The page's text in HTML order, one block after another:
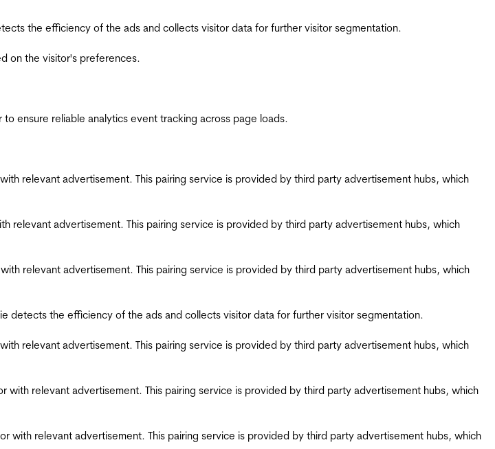
the efficiency of the ads and collects visitor data for further visitor segmentation.
on the visitor's preferences.
ensure reliable analytics event tracking across page loads.
relevant advertisement. This pairing service is provided by third party advertisement hubs, which
advertisement. This pairing service is provided by third party advertisement hubs, which
relevant advertisement. This pairing service is provided by third party advertisement hubs, which
detects the efficiency of the ads and collects visitor data for further visitor segmentation.
relevant advertisement. This pairing service is provided by third party advertisement hubs, which
relevant advertisement. This pairing service is provided by third party advertisement hubs, which
with relevant advertisement. This pairing service is provided by third party advertisement hubs, which